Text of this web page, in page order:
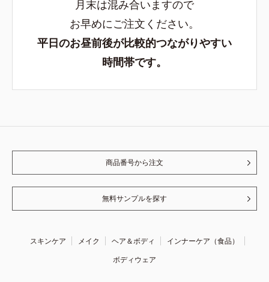
月末は混み合いますので
お早めにご注文ください。
平日のお昼前後が比較的つながりやすい
時間帯です。
商品番号から注文
無料サンプルを探す
スキンケア メイク ヘア＆ボディ
インナーケア（食品）
ボディウェア